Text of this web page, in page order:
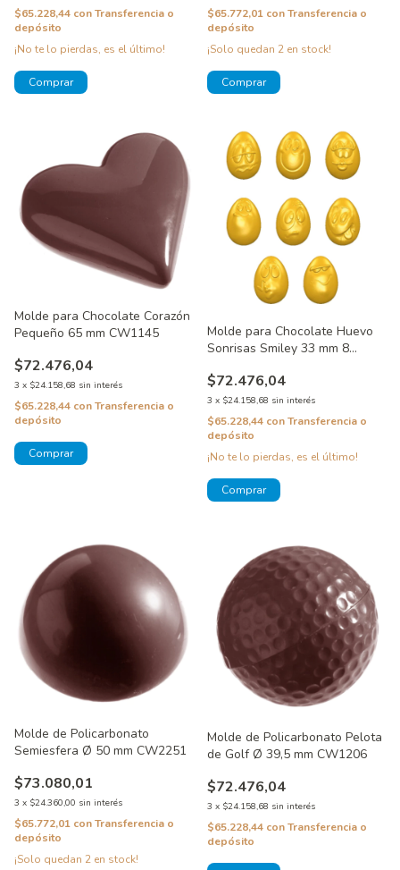
$65.228,44 conTransferencia o
depósito
¡No te lo pierdas, es el último!
$65.772,01 conTransferencia o
depósito
¡Solo quedan 2 en stock!
Molde para Chocolate Corazón
Pequeño 65 mm CW1145
$72.476,04
3 x $24.158,68 sin interés
$65.228,44 conTransferencia o
depósito
Molde para Chocolate Huevo
Sonrisas Smiley 33 mm 8
$72.476,04
3 x $24.158,68 sin interés
$65.228,44 conTransferencia o
depósito
¡No te lo pierdas, es el último!
Molde de Policarbonato
Semiesfera Ø 50 mm CW2251
$73.080,01
3 x $24.360,00 sin interés
$65.772,01 conTransferencia o
depósito
¡Solo quedan 2 en stock!
Molde de Policarbonato Pelota
de Golf Ø 39,5 mm CW1206
$72.476,04
3 x $24.158,68 sin interés
$65.228,44 conTransferencia o
depósito